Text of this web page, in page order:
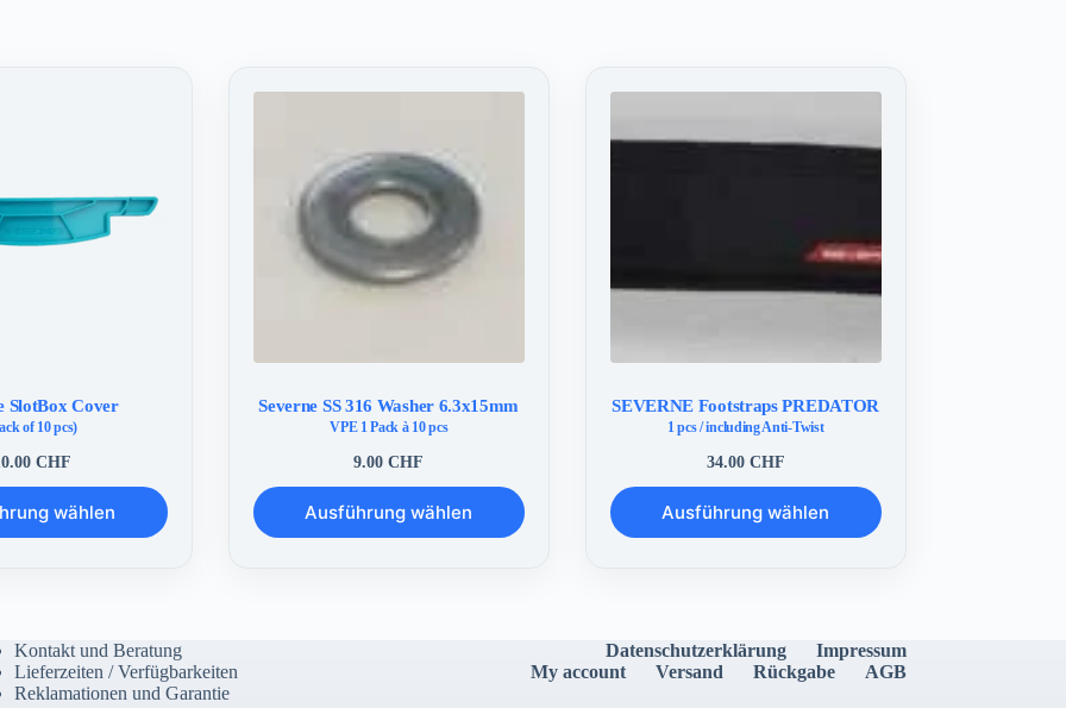
SlotBox Cover
of 10 pcs)
CHF
wählen
Severne SS 316 Washer 6.3x15mm
VPE 1 Pack à 10 pcs
9.00CHF
Ausführung wählen
Dieses
Produkt
weist
SEVERNE Footstraps PREDATOR
1 pcs / including Anti-Twist
34.00 CHF
Ausführung wählen
Dieses
Produkt
weist
Optionen
können
Kontakt und Beratung
Lieferzeiten / Verfügbarkeiten
Reklamationen und Garantie
Datenschutzerklärung
Impressum
My account
Versand Rückgabe AGB